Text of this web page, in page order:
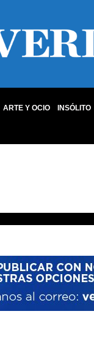
ARTE Y OCIO INSÓLITO